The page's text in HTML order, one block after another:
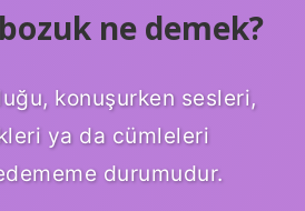
ne demek?
konuşurken sesleri,
ya da cümleleri
durumudur.